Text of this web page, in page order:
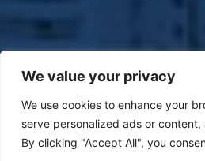
We value your privacy
We use cookies to enhance your
serve personalized ads or
By clicking "Accept All", you